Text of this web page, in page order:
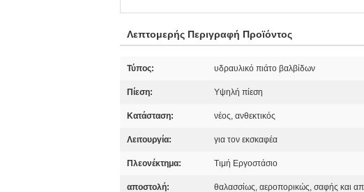
Λεπτομερής Περιγραφή Προϊόντος
Τύπος: υδραυλικό πιάτο βαλβίδων
Πίεση: Υψηλή πίεση
Κατάσταση: νέος, ανθεκτικός
Λειτουργία: για τον εκσκαφέα
Πλεονέκτημα: Τιμή Εργοστάσιο
αποστολή: θαλασσίως, αεροπορικώς, σαφής και